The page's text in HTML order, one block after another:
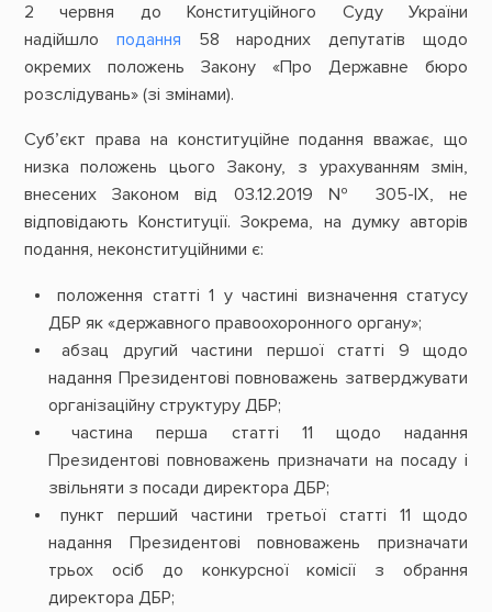
2 червня до Конституційного Суду України
надійшло подання 58 народних депутатів щодо
окремих положень Закону «Про Державне бюро
розслідувань» (зі змінами).
Суб’єкт права на конституційне подання вважає, що
низка положень цього Закону, з урахуванням змін,
внесених Законом від 03.12.2019 № 305-IX, не
відповідають Конституції. Зокрема, на думку авторів
подання, неконституційними є:
положення статті 1 у частині визначення статусу
ДБР як «державного правоохоронного органу»;
абзац другий частини першої статті 9 щодо
надання Президентові повноважень затверджувати
організаційну структуру ДБР;
частина перша статті 11 щодо надання
Президентові повноважень призначати на посаду і
звільняти з посади директора ДБР;
пункт перший частини третьої статті 11 щодо
надання Президентові повноважень призначати
трьох осіб до конкурсної комісії з обрання
директора ДБР;